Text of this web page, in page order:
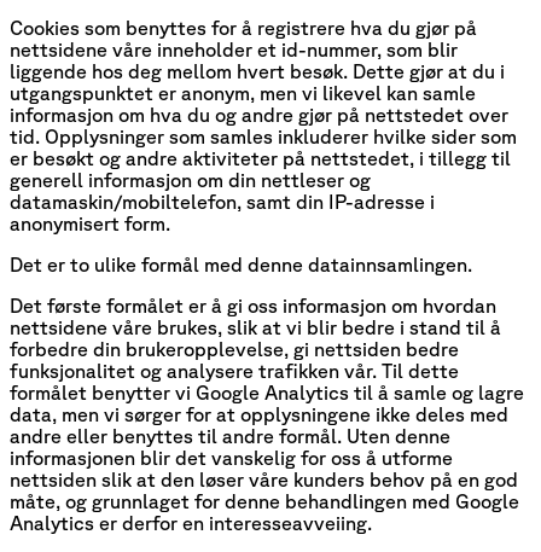
Cookies som benyttes for å registrere hva du gjør på
nettsidene våre inneholder et id-nummer, som blir
liggende hos deg mellom hvert besøk. Dette gjør at du i
utgangspunktet er anonym, men vi likevel kan samle
informasjon om hva du og andre gjør på nettstedet over
tid. Opplysninger som samles inkluderer hvilke sider som
er besøkt og andre aktiviteter på nettstedet, i tillegg til
generell informasjon om din nettleser og
datamaskin/mobiltelefon, samt din IP-adresse i
anonymisert form.
Det er to ulike formål med denne datainnsamlingen.
Det første formålet er å gi oss informasjon om hvordan
nettsidene våre brukes, slik at vi blir bedre i stand til å
forbedre din brukeropplevelse, gi nettsiden bedre
funksjonalitet og analysere trafikken vår. Til dette
formålet benytter vi Google Analytics til å samle og lagre
data, men vi sørger for at opplysningene ikke deles med
andre eller benyttes til andre formål. Uten denne
informasjonen blir det vanskelig for oss å utforme
nettsiden slik at den løser våre kunders behov på en god
måte, og grunnlaget for denne behandlingen med Google
Analytics er derfor en interesseavveiing.